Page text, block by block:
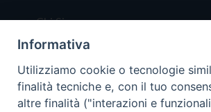
Chi Siamo
Redazione
Scrivici
Informativa
Utilizziamo cookie o tecnologie
finalità tecniche e, con il tuo
altre finalità ("interazioni e